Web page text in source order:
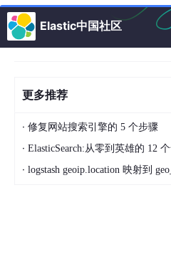
Elastic中国社区
更多推荐
· 修复网站搜索引擎的 5 个步骤
· ElasticSearch:从零到英雄的 12
· logstash geoip.location 映射到